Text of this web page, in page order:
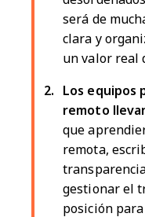
será de
clara y
un valor real
Los equipos
remoto
que
remota,
gestionar el
posición